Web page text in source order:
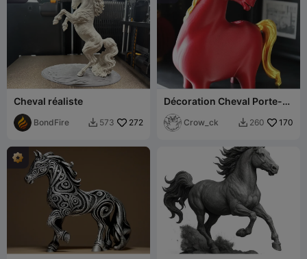
Cheval réaliste
BondFire  573 272
Décoration Cheval Porte-
Bonheur
Crow_ck  260 170